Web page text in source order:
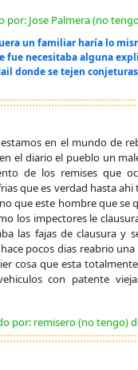
por: Jose Palmera (no
un familiar haría lo
fue necesitaba alguna
donde se tejen
en el mundo de
el diario el pueblo un
de los remises que
que es verdad hasta ahi
que este hombre que se
los impectores le
las fajas de clausura y
pocos dias reabrio una
cosa que esta
con patente
por: remisero (no tengo)